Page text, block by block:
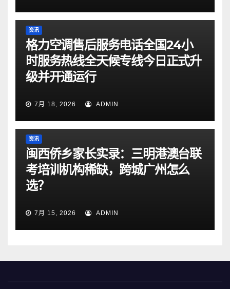
资讯
格力空调售后服务电话全国24小
时服务热线全天候专线今日正式升
级并开通运行
7月 18, 2026 ADMIN
资讯
闽西侨乡家长实录：三明港澳台联
考培训机构稀缺，跨城广州怎么
选？
7月 15, 2026 ADMIN